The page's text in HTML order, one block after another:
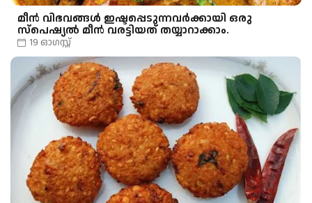
മീന്‍ വിഭവങ്ങള്‍ ഇഷ്ടപ്പെടുന്നവര്‍ക്കായി ഒരു
സ്പെഷ്യൽ മീന്‍ വരട്ടിയത് തയ്യാറാക്കാം.
19 ഓഗസ്റ്റ്